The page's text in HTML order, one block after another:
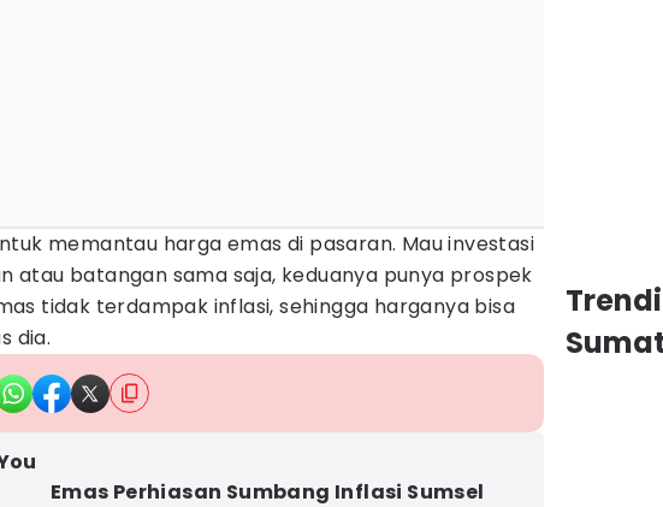
memantau harga emas di pasaran. Mau investasi
atau batangan sama saja, keduanya punya prospek
tidak terdampak inflasi, sehingga harganya bisa
dia.
Emas Perhiasan Sumbang Inflasi Sumsel